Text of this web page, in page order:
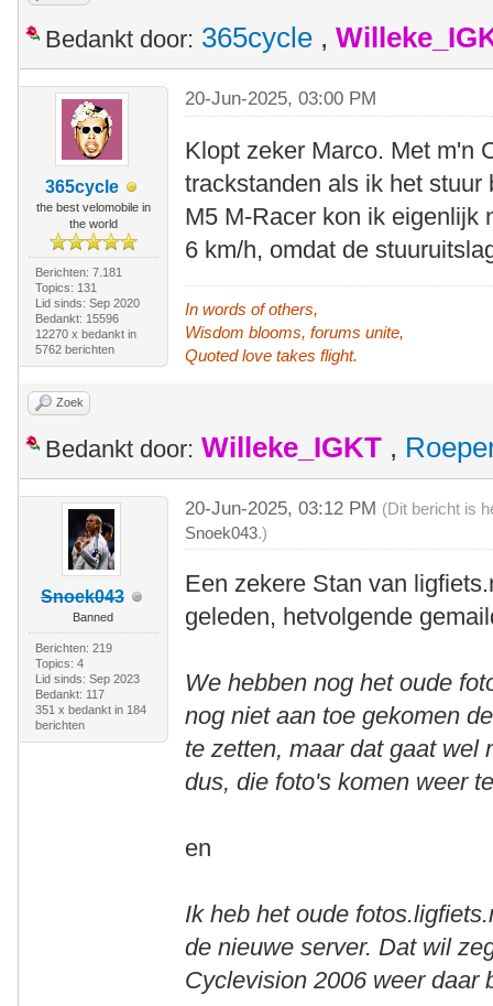
Bedankt door: 365cycle ,
365cycle
the best velomobile in
the world
Berichten: 7.181
Topics: 131
Lid sinds: Sep 2020
Bedankt: 15596
12270 x bedankt in
5762 berichten
20-Jun-2025, 03:00 PM
Klopt zeker Marco. Met m'n
trackstanden als ik het
M5 M-Racer kon ik eigenlijk
6 km/h, omdat de
In words of others,
Wisdom blooms, forums unite,
Quoted love takes flight.
Zoek
Bedankt door: Willeke_IGKT ,
Snoek043
Banned
Berichten: 219
Topics: 4
Lid sinds: Sep 2023
Bedankt: 117
351 x bedankt in 184
berichten
20-Jun-2025, 03:12 PM (Dit bericht is
Snoek043.)
Een zekere Stan van
geleden, hetvolgende
We hebben nog het oude
nog niet aan toe gekomen
te zetten, maar dat gaat wel
dus, die foto's komen weer
en
Ik heb het oude
de nieuwe server. Dat wil
Cyclevision 2006 weer daar